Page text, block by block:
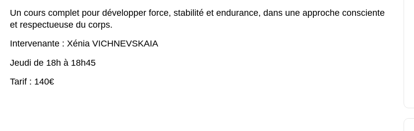
Un cours complet pour développer force, stabilité et endurance, dans une approche consciente
et respectueuse du corps.
Intervenante : Xénia VICHNEVSKAIA
Jeudi de 18h à 18h45
Tarif : 140€